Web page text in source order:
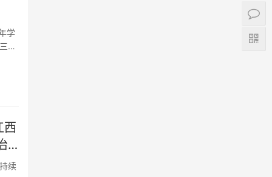
学
党
西
续